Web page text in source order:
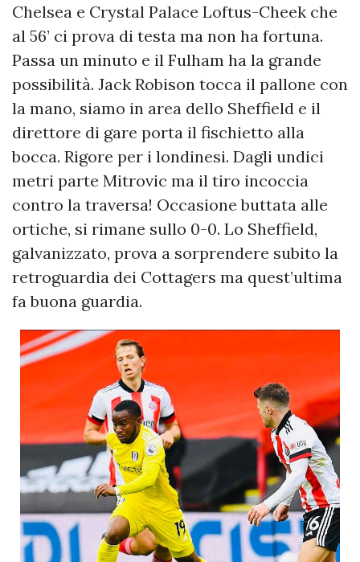
Chelsea e Crystal Palace Loftus-Cheek che
al 56’ ci prova di testa ma non ha fortuna.
Passa un minuto e il Fulham ha la grande
possibilità. Jack Robison tocca il pallone con
la mano, siamo in area dello Sheffield e il
direttore di gare porta il fischietto alla
bocca. Rigore per i londinesi. Dagli undici
metri parte Mitrovic ma il tiro incoccia
contro la traversa! Occasione buttata alle
ortiche, si rimane sullo 0-0. Lo Sheffield,
galvanizzato, prova a sorprendere subito la
retroguardia dei Cottagers ma quest’ultima
fa buona guardia.